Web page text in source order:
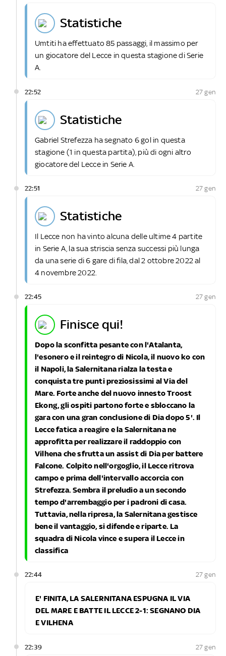
statistiche
Umtiti ha effettuato 85 passaggi, il massimo per
un giocatore del Lecce in questa stagione di Serie
A.
22:52 27 gen
statistiche
Gabriel Strefezza ha segnato 6 gol in questa
stagione (1 in questa partita), più di ogni altro
giocatore del Lecce in Serie A.
22:51 27 gen
statistiche
Il Lecce non ha vinto alcuna delle ultime 4 partite
in Serie A, la sua striscia senza successi più lunga
da una serie di 6 gare di fila, dal 2 ottobre 2022 al
4 novembre 2022.
22:45 27 gen
finisce qui!
Dopo la sconfitta pesante con l'Atalanta,
l'esonero e il reintegro di Nicola, il nuovo ko con
il Napoli, la Salernitana rialza la testa e
conquista tre punti preziosissimi al Via del
Mare. Forte anche del nuovo innesto Troost
Ekong, gli ospiti partono forte e sbloccano la
gara con una gran conclusione di Dia dopo 5'. Il
Lecce fatica a reagire e la Salernitana ne
approfitta per realizzare il raddoppio con
Vilhena che sfrutta un assist di Dia per battere
Falcone. Colpito nell'orgoglio, il Lecce ritrova
campo e prima dell'intervallo accorcia con
Strefezza. Sembra il preludio a un secondo
tempo d'arrembaggio per i padroni di casa.
Tuttavia, nella ripresa, la Salernitana gestisce
bene il vantaggio, si difende e riparte. La
squadra di Nicola vince e supera il Lecce in
classifica
22:44 27 gen
E' FINITA, LA SALERNITANA ESPUGNA IL VIA
DEL MARE E BATTE IL LECCE 2-1: SEGNANO DIA
E VILHENA
22:39 27 gen